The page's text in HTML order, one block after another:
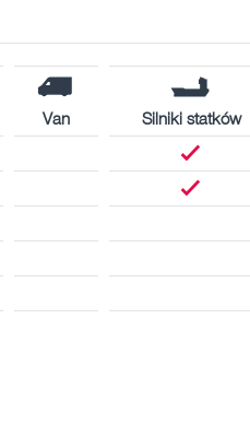
Van Silniki statków